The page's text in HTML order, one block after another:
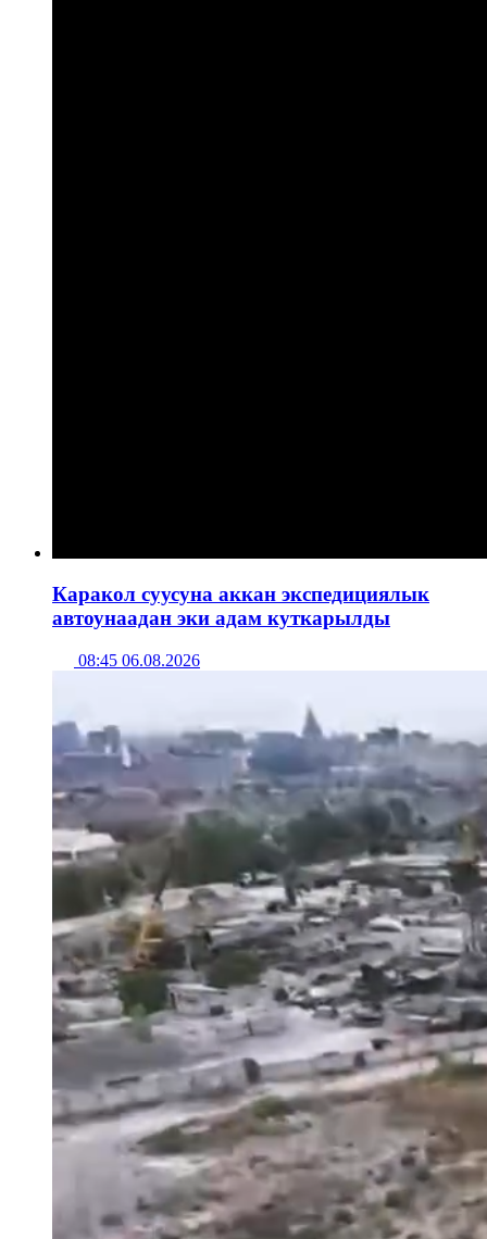
Каракол суусуна аккан экспедициялык
автоунаадан эки адам куткарылды
08:45 06.08.2026